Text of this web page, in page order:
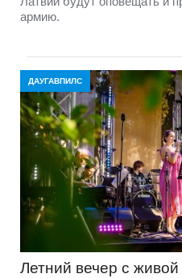
армию.
ДАУГАВПИЛС
Летний вечер с